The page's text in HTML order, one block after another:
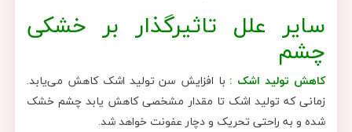
سایر علل تاثیرگذار بر خشکی
چشم
کاهش تولید اشک : با افزایش سن تولید اشک کاهش می‌یابد.
زمانی که تولید اشک تا مقدار مشخصی کاهش یابد چشم خشک
شده و به راحتی تحریک و دچار عفونت خواهد شد.